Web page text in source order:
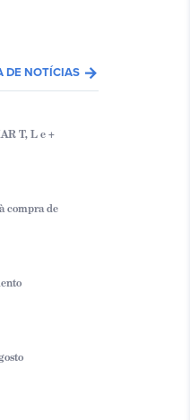
DE NOTÍCIAS arrow_forward
T, L e +
compra de